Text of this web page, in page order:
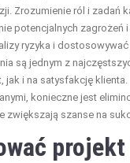
Zrozumienie ról i zadań
potencjalnych
ryzyka i
są jednym z
jak i na satysfakcję klienta.
konieczne jest
zwiększają szanse na
projekt